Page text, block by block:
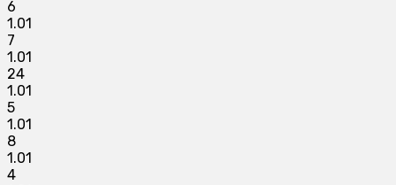
6
1.01
7
1.01
24
1.01
5
1.01
8
1.01
4